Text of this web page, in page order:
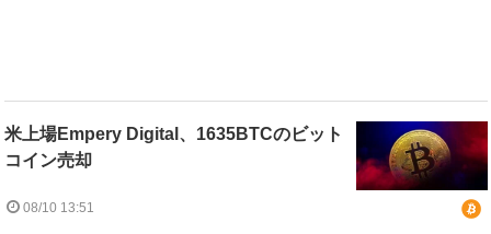
米上場Empery Digital、1635BTCのビット
コイン売却
08/10 13:51